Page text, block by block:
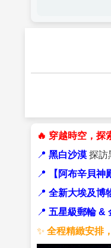
🔥 穿越時空，探
📍 黑白沙漠 探訪
📍
【阿布辛貝神
📍 全新大埃及博
📍 五星級郵輪 &
✨ 全程精緻安排